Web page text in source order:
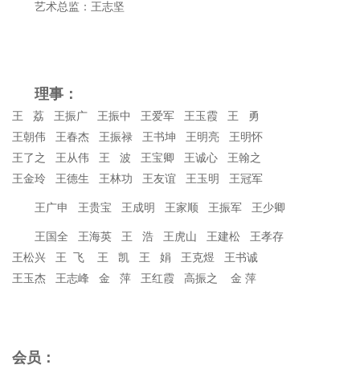
艺术总监：王志坚
理事：
王 荔 王振广 王振中 王爱军 王玉霞 王 勇
王朝伟 王春杰 王振禄 王书坤 王明亮 王明怀
王了之 王从伟 王 波 王宝卿 王诚心 王翰之
王金玲 王德生 王林功 王友谊 王玉明 王冠军
王广申 王贵宝 王成明 王家顺 王振军 王少卿
王国全 王海英 王 浩 王虎山 王建松 王孝存
王松兴 王 飞 王 凯 王 娟 王克煜 王书诚
王玉杰 王志峰 金 萍 王红霞 高振之 金 萍
会员：